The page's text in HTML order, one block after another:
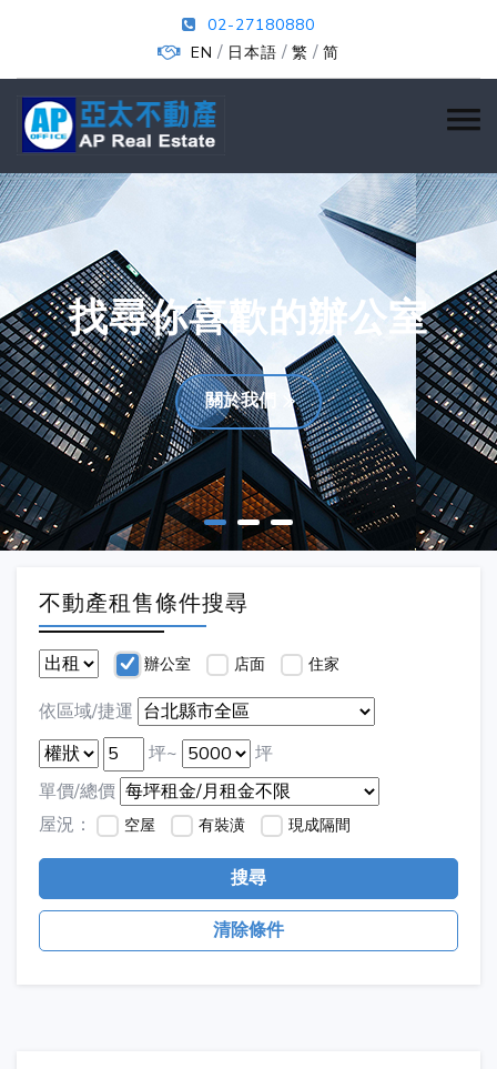
02-27180880
EN / 日本語 / 繁 / 简
找尋你喜歡的辦公室
關於我們
不動產租售條件搜尋
辦公室 店面 住家
依區域/捷運
坪~
坪
單價/總價
屋況：
空屋 有裝潢 現成隔間
搜尋
清除條件